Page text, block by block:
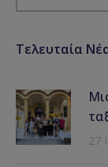
Τελευταία
27